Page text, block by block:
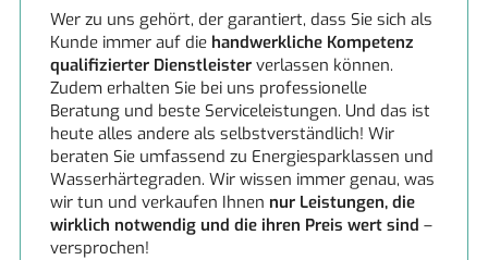
Wer zu uns gehört, der garantiert, dass Sie sich als
Kunde immer auf die handwerkliche Kompetenz
qualifizierter Dienstleisterverlassen können.
Zudem erhalten Sie bei uns professionelle
Beratung und beste Serviceleistungen. Und das ist
heute alles andere als selbstverständlich! Wir
beraten Sie umfassend zu Energiesparklassen und
Wasserhärtegraden. Wir wissen immer genau, was
wir tun und verkaufen Ihnen nur Leistungen, die
wirklich notwendig und die ihren Preis wert sind –
versprochen!